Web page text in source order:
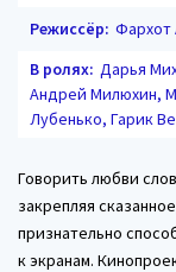
Режиссёр: Фархот
В ролях: Дарья
Андрей Милюхин,
Лубенько, Гарик
Говорить любви
закрепляя
признательно
к экранам.